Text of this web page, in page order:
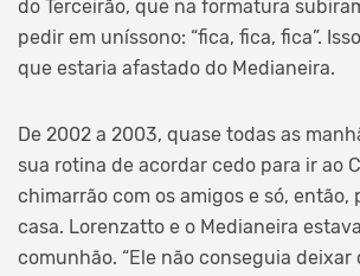
do Terceirão, que na formatura
pedir em uníssono: “fica, fica, fica”.
que estaria afastado do Medianeira.
De 2002 a 2003, quase todas as
sua rotina de acordar cedo para ir ao
chimarrão com os amigos e só, então,
casa. Lorenzatto e o Medianeira
comunhão. “Ele não conseguia deixar